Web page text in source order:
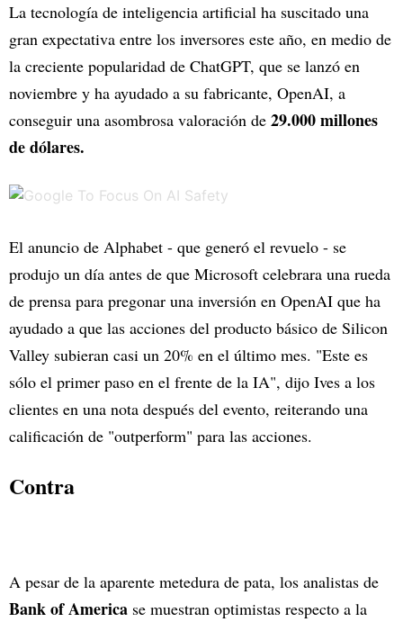
La tecnología de inteligencia artificial ha suscitado una
gran expectativa entre los inversores este año, en medio de
la creciente popularidad de ChatGPT, que se lanzó en
noviembre y ha ayudado a su fabricante, OpenAI, a
conseguir una asombrosa valoración de 29.000 millones
de dólares.
El anuncio de Alphabet - que generó el revuelo - se
produjo un día antes de que Microsoft celebrara una rueda
de prensa para pregonar una inversión en OpenAI que ha
ayudado a que las acciones del producto básico de Silicon
Valley subieran casi un 20% en el último mes. "Este es
sólo el primer paso en el frente de la IA", dijo Ives a los
clientes en una nota después del evento, reiterando una
calificación de "outperform" para las acciones.
Contra
A pesar de la aparente metedura de pata, los analistas de
Bank of America se muestran optimistas respecto a la